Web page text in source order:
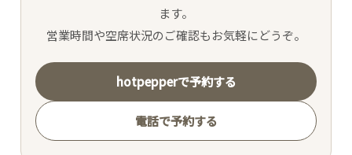
INTERIOR
NEWS
MOVIE
ます。
営業時間や空席状況のご確認もお気軽にどうぞ。
hotpepperで予約する
電話で予約する